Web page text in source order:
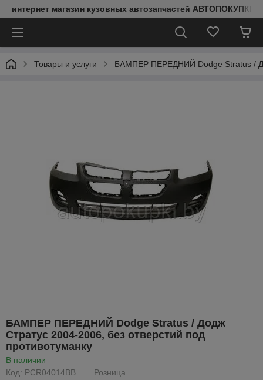
интернет магазин кузовных автозапчастей АВТОПОКУПКИ
Товары и услуги БАМПЕР ПЕРЕДНИЙ Dodge Stratus /
БАМПЕР ПЕРЕДНИЙ Dodge Stratus / Додж
Стратус 2004-2006, без отверстий под
противотуманку
В наличии
Код: PCR04014BB
Розница